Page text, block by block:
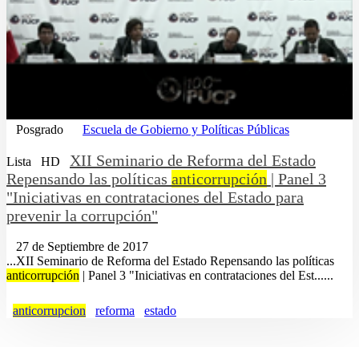
Posgrado Escuela de Gobierno y Políticas Públicas
Lista HD
XII Seminario de Reforma del Estado
Repensando las políticas anticorrupción | Panel 3
"Iniciativas en contrataciones del Estado para
prevenir la corrupción"
27 de Septiembre de 2017
...XII Seminario de Reforma del Estado Repensando las políticas
anticorrupción | Panel 3 "Iniciativas en contrataciones del Est......
anticorrupcion reforma estado